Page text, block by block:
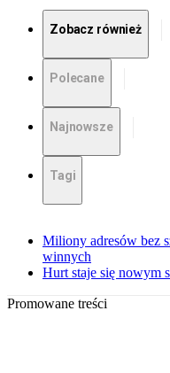
Zobacz również
Polecane
Najnowsze
Tagi
Miliony adresów bez
winnych
Hurt staje się nowym
Promowane treści